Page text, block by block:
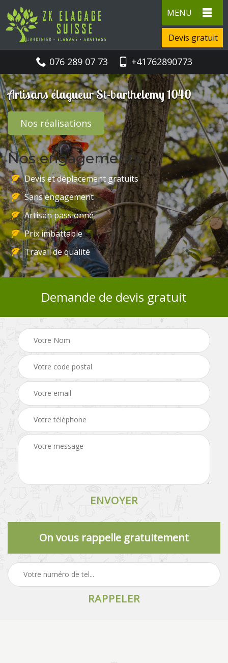
MENU
Devis gratuit
076 289 07 73 +41762890773
Artisans élagueur St-barthelemy 1040
Nos réalisations
Nos engagements
Devis et déplacement gratuits
Sans engagement
Artisan passionné
Prix imbattable
Travail de qualité
Demande de devis gratuit
On vous rappelle gratuitement